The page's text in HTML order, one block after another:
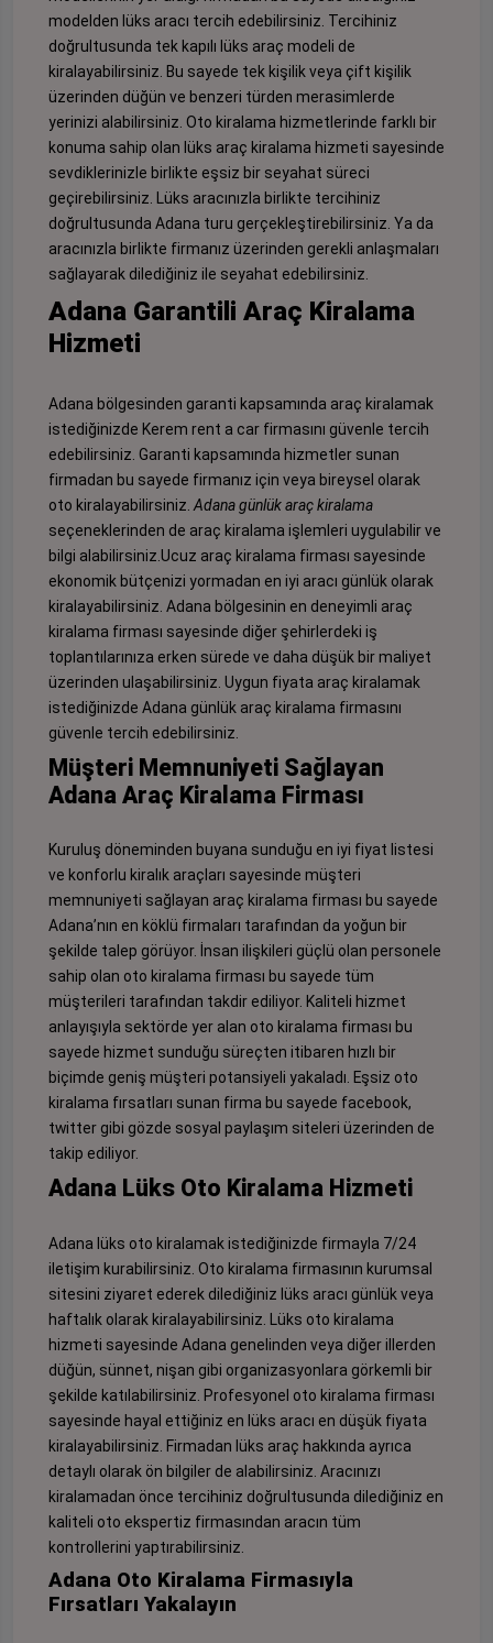
modelden lüks aracı tercih edebilirsiniz. Tercihiniz
doğrultusunda tek kapılı lüks araç modeli de
kiralayabilirsiniz. Bu sayede tek kişilik veya çift kişilik
üzerinden düğün ve benzeri türden merasimlerde
yerinizi alabilirsiniz. Oto kiralama hizmetlerinde farklı bir
konuma sahip olan lüks araç kiralama hizmeti sayesinde
sevdiklerinizle birlikte eşsiz bir seyahat süreci
geçirebilirsiniz. Lüks aracınızla birlikte tercihiniz
doğrultusunda Adana turu gerçekleştirebilirsiniz. Ya da
aracınızla birlikte firmanız üzerinden gerekli anlaşmaları
sağlayarak dilediğiniz ile seyahat edebilirsiniz.
Adana Garantili Araç Kiralama
Hizmeti
Adana bölgesinden garanti kapsamında araç kiralamak
istediğinizde Kerem rent a car firmasını güvenle tercih
edebilirsiniz. Garanti kapsamında hizmetler sunan
firmadan bu sayede firmanız için veya bireysel olarak
oto kiralayabilirsiniz. Adana günlük araç kiralama
seçeneklerinden de araç kiralama işlemleri uygulabilir ve
bilgi alabilirsiniz.Ucuz araç kiralama firması sayesinde
ekonomik bütçenizi yormadan en iyi aracı günlük olarak
kiralayabilirsiniz. Adana bölgesinin en deneyimli araç
kiralama firması sayesinde diğer şehirlerdeki iş
toplantılarınıza erken sürede ve daha düşük bir maliyet
üzerinden ulaşabilirsiniz. Uygun fiyata araç kiralamak
istediğinizde Adana günlük araç kiralama firmasını
güvenle tercih edebilirsiniz.
Müşteri Memnuniyeti Sağlayan
Adana Araç Kiralama Firması
Kuruluş döneminden buyana sunduğu en iyi fiyat listesi
ve konforlu kiralık araçları sayesinde müşteri
memnuniyeti sağlayan araç kiralama firması bu sayede
Adana’nın en köklü firmaları tarafından da yoğun bir
şekilde talep görüyor. İnsan ilişkileri güçlü olan personele
sahip olan oto kiralama firması bu sayede tüm
müşterileri tarafından takdir ediliyor. Kaliteli hizmet
anlayışıyla sektörde yer alan oto kiralama firması bu
sayede hizmet sunduğu süreçten itibaren hızlı bir
biçimde geniş müşteri potansiyeli yakaladı. Eşsiz oto
kiralama fırsatları sunan firma bu sayede facebook,
twitter gibi gözde sosyal paylaşım siteleri üzerinden de
takip ediliyor.
Adana Lüks Oto Kiralama Hizmeti
Adana lüks oto kiralamak istediğinizde firmayla 7/24
iletişim kurabilirsiniz. Oto kiralama firmasının kurumsal
sitesini ziyaret ederek dilediğiniz lüks aracı günlük veya
haftalık olarak kiralayabilirsiniz. Lüks oto kiralama
hizmeti sayesinde Adana genelinden veya diğer illerden
düğün, sünnet, nişan gibi organizasyonlara görkemli bir
şekilde katılabilirsiniz. Profesyonel oto kiralama firması
sayesinde hayal ettiğiniz en lüks aracı en düşük fiyata
kiralayabilirsiniz. Firmadan lüks araç hakkında ayrıca
detaylı olarak ön bilgiler de alabilirsiniz. Aracınızı
kiralamadan önce tercihiniz doğrultusunda dilediğiniz en
kaliteli oto ekspertiz firmasından aracın tüm
kontrollerini yaptırabilirsiniz.
Adana Oto Kiralama Firmasıyla
Fırsatları Yakalayın